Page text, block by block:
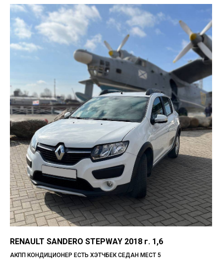
RENAULT SANDERO STEPWAY 2018 г. 1,6
АКПП КОНДИЦИОНЕР ЕСТЬ ХЭТЧБЕК СЕДАН МЕСТ 5